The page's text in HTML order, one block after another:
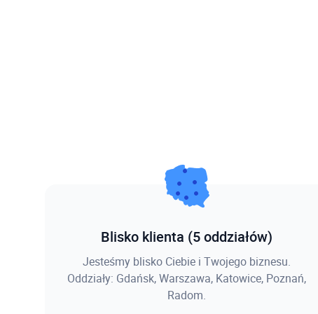
Blisko klienta (5 oddziałów)
Jesteśmy blisko Ciebie i Twojego biznesu.
Oddziały: Gdańsk, Warszawa, Katowice, Poznań,
Radom.